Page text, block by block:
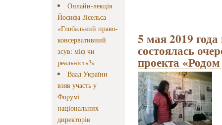
Онлайн-лекція
Йосифа Зісельса
«Глобальний право-
консервативний
зсув: міф чи
реальність?»
Ваад України
взяв участь у
Форумі
національних
директорів
5 мая 2019 года
состоялась
проекта